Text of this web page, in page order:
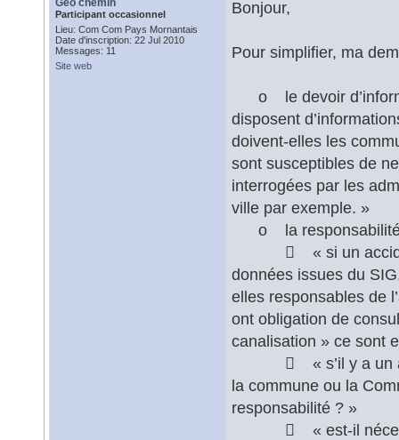
Géo chemin
Participant occasionnel
Lieu: Com Com Pays Mornantais
Date d'inscription: 22 Jul 2010
Messages: 11
Site web
Bonjour,
Pour simplifier, ma
o le devoir
disposent
doivent-elles les
sont susceptibles de
interrogées par les
ville par exemple. »
o la responsabilité
 « si un accident
données issues du
elles responsables de
ont obligation de
canalisation » ce sont
 « s’il y a un
la commune ou la
responsabilité ? »
 « est-il